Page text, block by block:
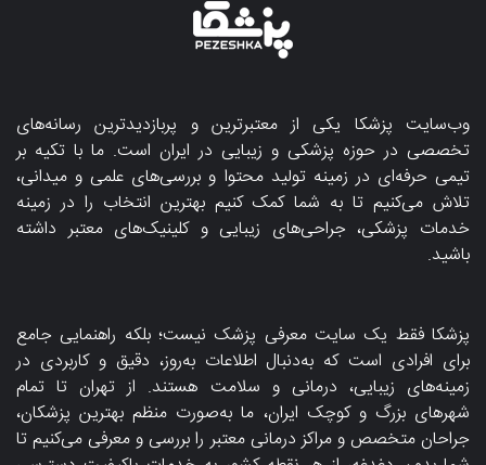
وب‌سایت پزشکا یکی از معتبرترین و پربازدیدترین رسانه‌های
تخصصی در حوزه پزشکی و زیبایی در ایران است. ما با تکیه بر
تیمی حرفه‌ای در زمینه تولید محتوا و بررسی‌های علمی و میدانی،
تلاش می‌کنیم تا به شما کمک کنیم بهترین انتخاب را در زمینه
خدمات پزشکی، جراحی‌های زیبایی و کلینیک‌های معتبر داشته
باشید.
پزشکا فقط یک سایت معرفی پزشک نیست؛ بلکه راهنمایی جامع
برای افرادی است که به‌دنبال اطلاعات به‌روز، دقیق و کاربردی در
زمینه‌های زیبایی، درمانی و سلامت هستند. از تهران تا تمام
شهرهای بزرگ و کوچک ایران، ما به‌صورت منظم بهترین پزشکان،
جراحان متخصص و مراکز درمانی معتبر را بررسی و معرفی می‌کنیم تا